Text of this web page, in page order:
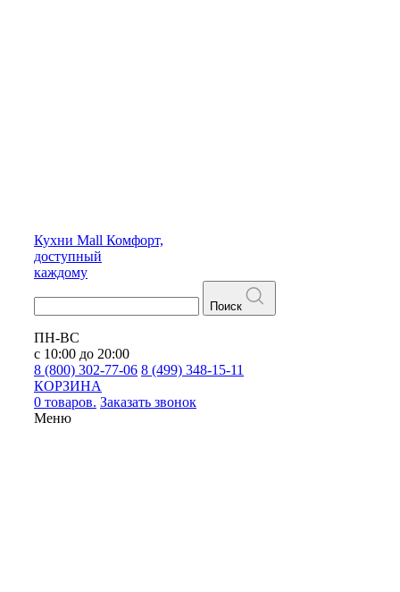
Кухни Mall Комфорт,
доступный
каждому
Поиск
ПН-ВС
с 10:00 до 20:00
8 (800) 302-77-06 8 (499) 348-15-11
КОРЗИНА
0 товаров. Заказать звонок
Меню